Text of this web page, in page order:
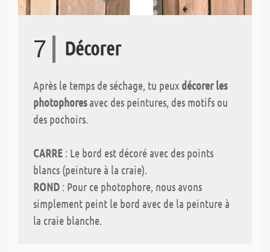
7 Décorer
Après le temps de séchage, tu peux décorer les
photophoresavec des peintures, des motifs ou
des pochoirs.
CARRE : Le bord est décoré avec des points
blancs (peinture à la craie).
ROND : Pour ce photophore, nous avons
simplement peint le bord avec de la peinture à
la craie blanche.